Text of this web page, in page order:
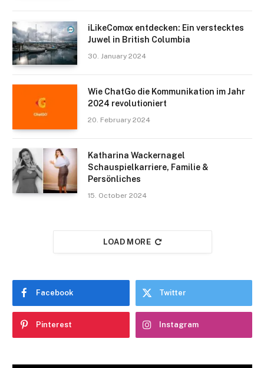
iLikeComox entdecken: Ein verstecktes
Juwel in British Columbia
30. January 2024
Wie ChatGo die Kommunikation im Jahr
2024 revolutioniert
20. February 2024
Katharina Wackernagel
Schauspielkarriere, Familie &
Persönliches
15. October 2024
LOAD MORE
Facebook Twitter
Pinterest Instagram